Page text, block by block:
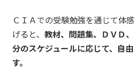
ＣＩＡでの受験勉強を通じて体
げると、 教材、問題集、ＤＶＤ
分のスケジュールに応じて、自
す。